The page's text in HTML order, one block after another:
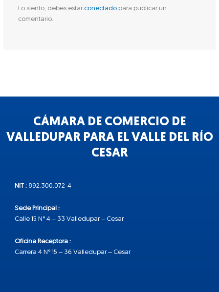
Lo siento, debes estar conectadopara publicar un
comentario.
CÁMARA DE COMERCIO DE
VALLEDUPAR PARA EL VALLE DEL RÍO
CESAR
NIT : 892.300.072-4
Sede Principal :
Calle 15 N° 4 – 33 Valledupar – Cesar
Oficina Receptora :
Carrera 4 N° 15 – 36 Valledupar – Cesar